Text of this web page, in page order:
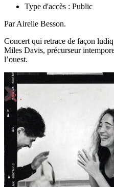
Type d'accès : Public
Par Airelle Besson.
Concert qui retrace de façon
Miles Davis, précurseur
l’ouest.